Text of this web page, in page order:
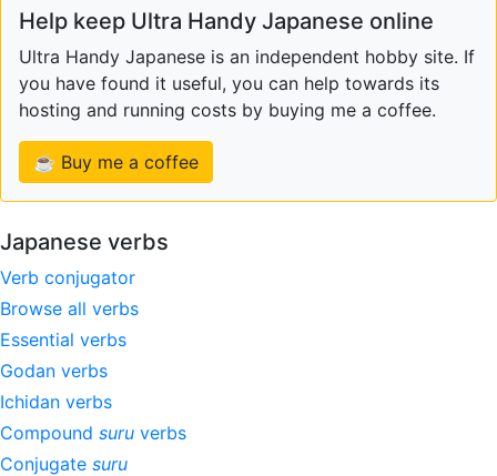
Help keep Ultra Handy Japanese online
Ultra Handy Japanese is an independent hobby site. If
you have found it useful, you can help towards its
hosting and running costs by buying me a coffee.
☕ Buy me a coffee
Japanese verbs
Verb conjugator
Browse all verbs
Essential verbs
Godan verbs
Ichidan verbs
Compound suru verbs
Conjugate suru